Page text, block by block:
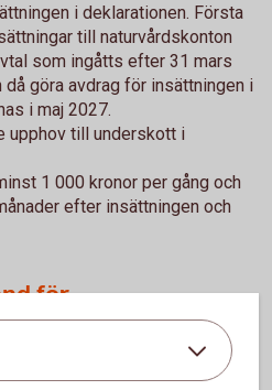
i deklarationen. Första
till naturvårdskonton
som ingåtts efter 31 mars
då göra avdrag för insättningen i
i maj 2027.
upphov till underskott i
1 000 kronor per gång och
efter insättningen och
för
– till exempel för